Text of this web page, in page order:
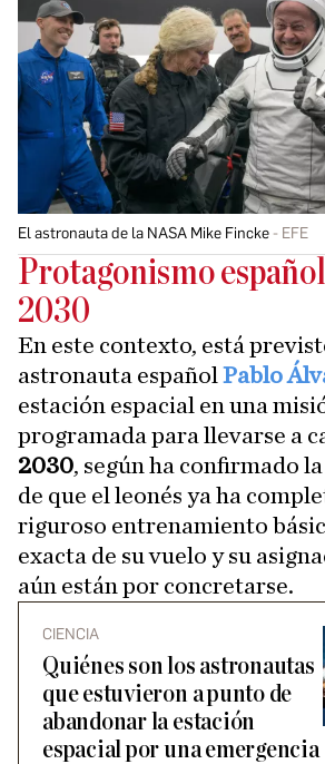
El astronauta de la NASA Mike Fincke EFE
Protagonismo
2030
En este contexto, está
astronauta español Pablo
estación espacial en una
programada para llevarse a
2030, según ha confirmado
de que el leonés ya ha
riguroso entrenamiento
exacta de su vuelo y su
aún están por concretarse.
CIENCIA
Quiénes son los astronautas
que estuvieron a punto de
abandonar la estación
espacial por una emergencia